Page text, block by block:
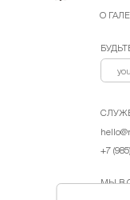
О
+7
МЫ В